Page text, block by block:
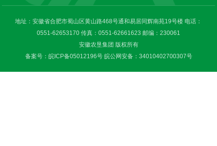
地址：安徽省合肥市蜀山区黄山路468号通和易居同辉南苑19号楼 电话：
0551-62653170 传真：0551-62661623 邮编：230061
安徽农垦集团 版权所有
备案号：皖ICP备05012196号 皖公网安备：34010402700307号